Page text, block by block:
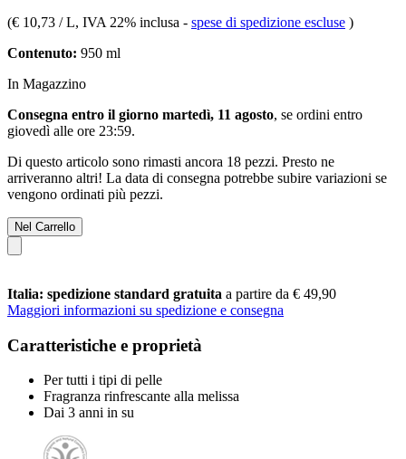
(€ 10,73 / L, IVA 22% inclusa - spese di spedizione escluse )
Contenuto: 950 ml
In Magazzino
Consegna entro il giorno martedì, 11 agosto, se ordini entro
giovedì alle ore 23:59.
Di questo articolo sono rimasti ancora 18 pezzi. Presto ne
arriveranno altri! La data di consegna potrebbe subire variazioni se
vengono ordinati più pezzi.
Nel Carrello
Italia: spedizione standard gratuita a partire da € 49,90
Maggiori informazioni su spedizione e consegna
Caratteristiche e proprietà
Per tutti i tipi di pelle
Fragranza rinfrescante alla melissa
Dai 3 anni in su